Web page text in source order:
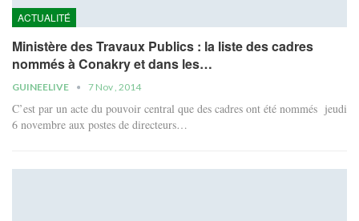
ACTUALITÉ
Ministère des Travaux Publics : la liste des cadres
nommés à Conakry et dans les…
GUINEELIVE 7 Nov , 2014
C’est par un acte du pouvoir central que des cadres ont été nommés jeudi
6 novembre aux postes de directeurs…